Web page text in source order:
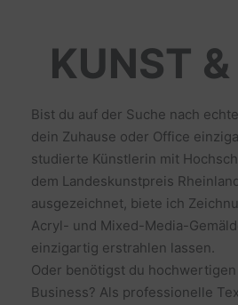
KUNST
Bist du auf der Suche nach
dein Zuhause oder Office
studierte Künstlerin mit
dem Landeskunstpreis
ausgezeichnet, biete ich
Acryl- und Mixed-Media-
einzigartig erstrahlen lassen.
Oder benötigst du
Business? Als professionelle